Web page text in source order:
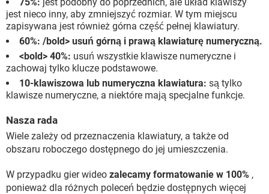
jest nieco inny, aby zmniejszyć rozmiar. W tym miejscu
zapisywana jest również górna część pełnej klawiatury.
60%: /bold> usuń górną i prawą klawiaturę numeryczną.
<bold> 40%: usuń wszystkie klawisze numeryczne i
zachowaj tylko klucze podstawowe.
10-klawiszowa lub numeryczna klawiatura: są tylko
klawisze numeryczne, a niektóre mają specjalne funkcje.
Nasza rada
Wiele zależy od przeznaczenia klawiatury, a także od
obszaru roboczego dostępnego do jej umieszczenia.
W przypadku gier wideo zalecamy formatowanie w 100% ,
ponieważ dla różnych poleceń będzie dostępnych więcej